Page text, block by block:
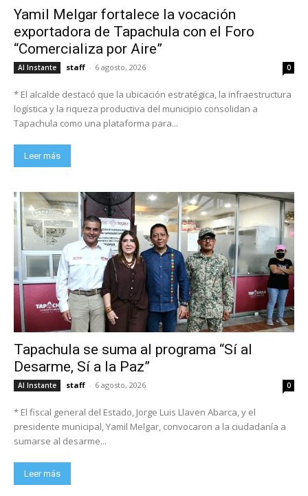
Yamil Melgar fortalece la vocación
exportadora de Tapachula con el Foro
“Comercializa por Aire”
Al Instante staff - 6 agosto, 2026 0
* El alcalde destacó que la ubicación estratégica, la infraestructura
logística y la riqueza productiva del municipio consolidan a
Tapachula como una plataforma para...
Leer más
Tapachula se suma al programa “Sí al
Desarme, Sí a la Paz”
Al Instante staff - 6 agosto, 2026 0
* El fiscal general del Estado, Jorge Luis Llaven Abarca, y el
presidente municipal, Yamil Melgar, convocaron a la ciudadanía a
sumarse al desarme...
Leer más